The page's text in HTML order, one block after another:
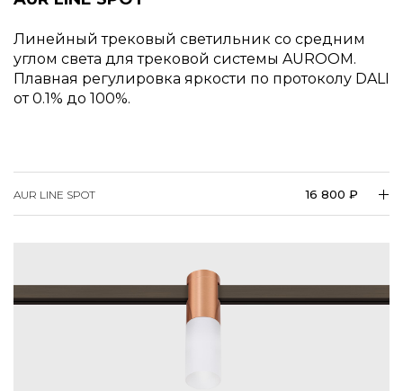
углом света для трековой системы AUROOM.
Плавная регулировка яркости по протоколу DALI
от 0.1% до 100%.
AUR LINE SPOT 16 800 ₽